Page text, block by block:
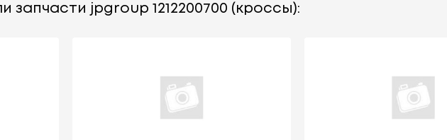
запчасти jpgroup 1212200700 (кроссы):